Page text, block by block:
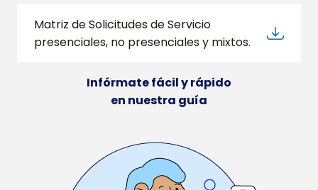
Matriz de Solicitudes de Servicio
presenciales, no presenciales y mixtos.
Infórmate fácil y rápido
en nuestra guía